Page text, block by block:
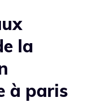
la
à paris